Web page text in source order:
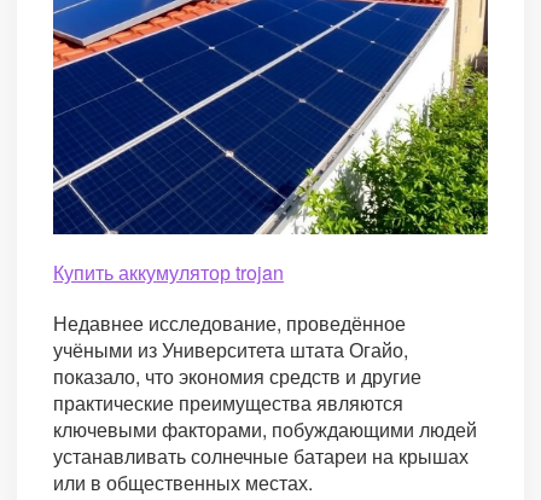
Купить аккумулятор trojan
Недавнее исследование, проведённое
учёными из Университета штата Огайо,
показало, что экономия средств и другие
практические преимущества являются
ключевыми факторами, побуждающими людей
устанавливать солнечные батареи на крышах
или в общественных местах.